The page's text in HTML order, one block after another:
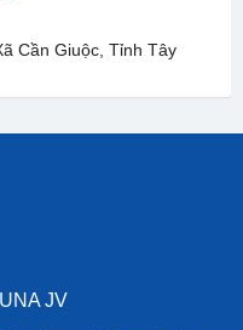
Cần Giuộc, Tỉnh Tây
JV